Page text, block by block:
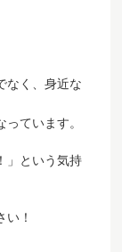
なく、身近な
ています。
」という気持
！